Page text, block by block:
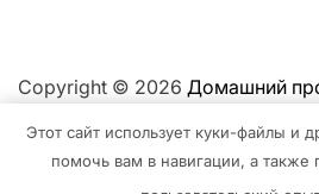
Copyright © 2026 Домашний
платформеWordPress.
Этот сайт использует куки-файлы и
помочь вам в навигации, а также